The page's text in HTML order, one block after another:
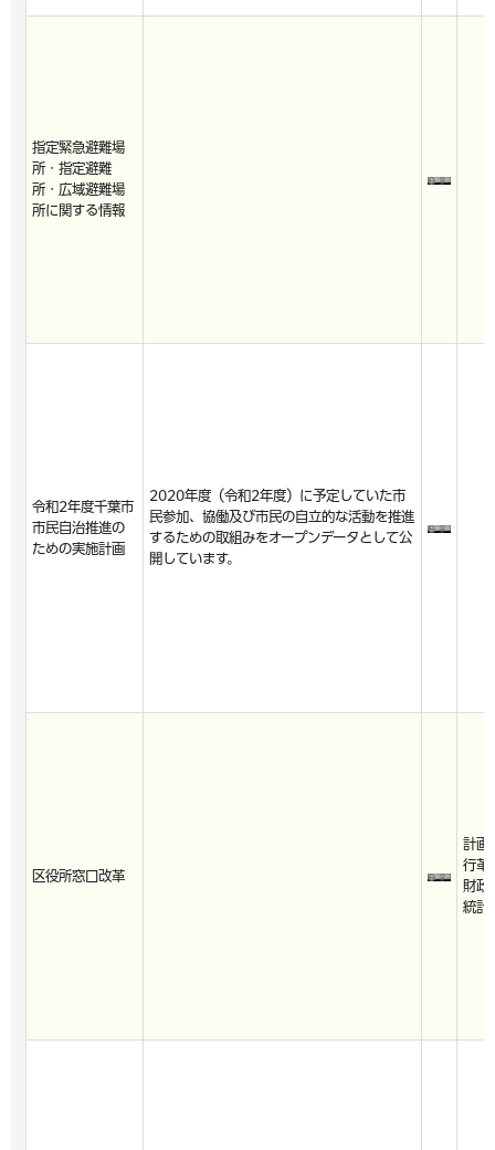
指定緊急避難場
所・指定避難
所・広域避難場
所に関する情報
令和2年度千葉市
市民自治推進の
ための実施計画
2020年度（令和2年度）に予定していた市
民参加、協働及び市民の自立的な活動を推進
するための取組みをオープンデータとして公
開しています。
区役所窓口改革
計画
行革
財政
統計